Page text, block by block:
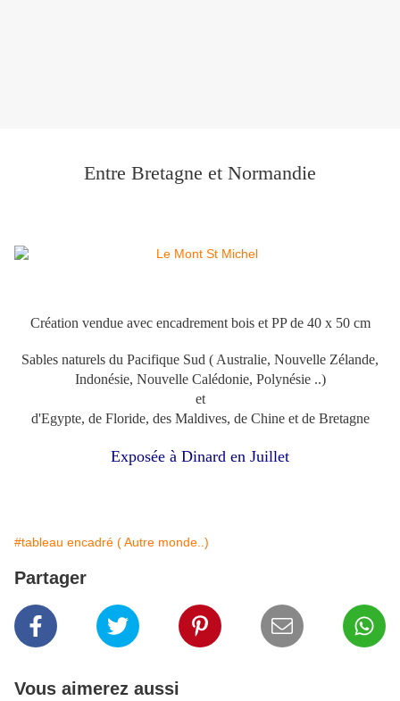
Entre Bretagne et Normandie
Création vendue avec encadrement bois et PP de 40 x 50 cm
Sables naturels du Pacifique Sud ( Australie, Nouvelle Zélande,
Indonésie, Nouvelle Calédonie, Polynésie ..)
et
d'Egypte, de Floride, des Maldives, de Chine et de Bretagne
Exposée à Dinard en Juillet
#tableau encadré ( Autre monde..)
Partager
Vous aimerez aussi